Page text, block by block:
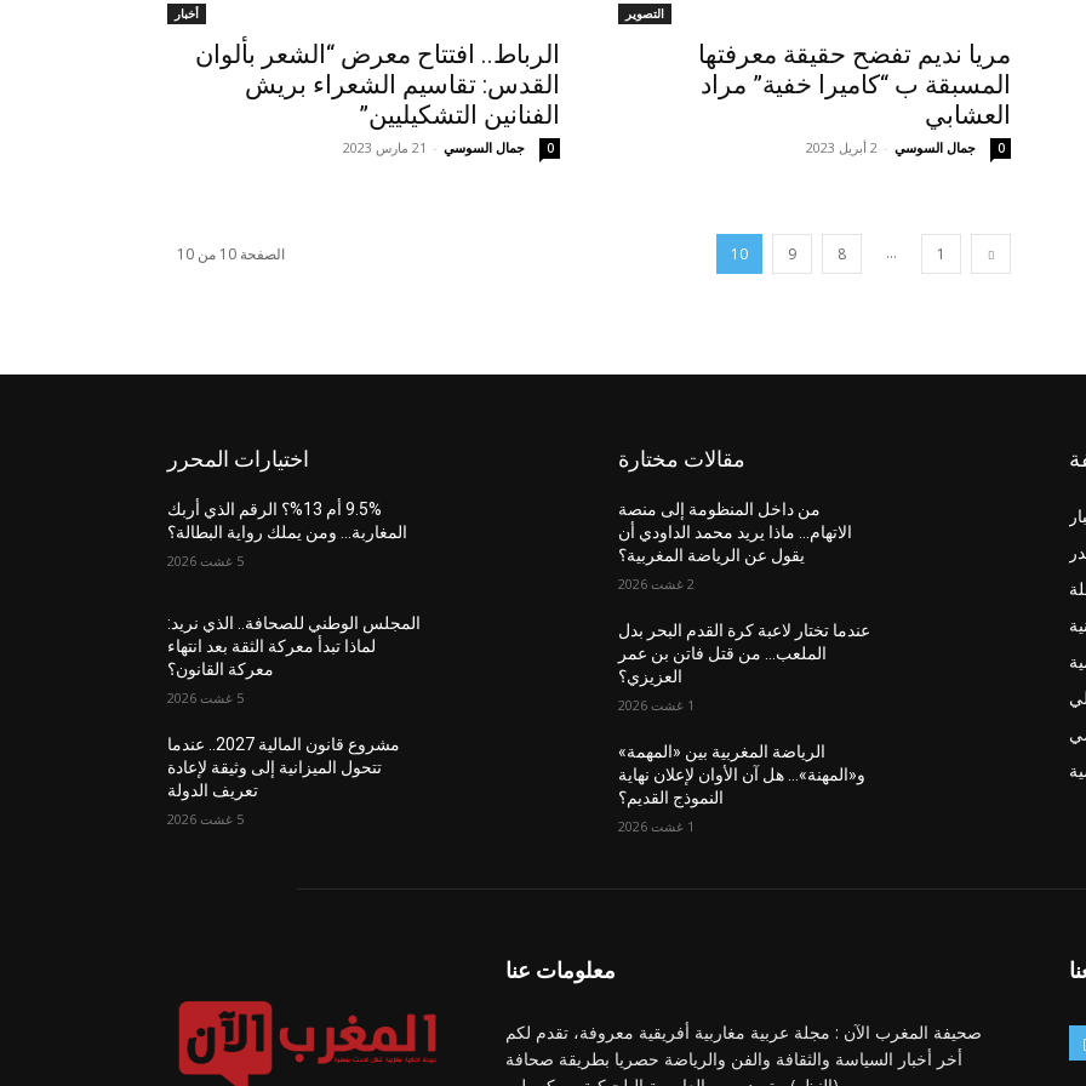
التصوير
مريا نديم تفضح حقيقة معرفتها
المسبقة ب “كاميرا خفية” مراد
العشابي
جمال السوسي - 2 أبريل 2023 0
أخبار
الرباط.. افتتاح معرض “الشعر بألوان
القدس: تقاسيم الشعراء بريش
الفنانين التشكيليين”
جمال السوسي - 21 مارس 2023 0
1
...
8
9
10 الصفحة 10 من 10
اختيارات المحرر
9.5% أم 13%؟ الرقم الذي أربك
المغاربة… ومن يملك رواية البطالة؟
5 غشت 2026
المجلس الوطني للصحافة.. الذي نريد:
لماذا تبدأ معركة الثقة بعد انتهاء
معركة القانون؟
5 غشت 2026
مشروع قانون المالية 2027.. عندما
تتحول الميزانية إلى وثيقة لإعادة
تعريف الدولة
5 غشت 2026
مقالات مختارة
من داخل المنظومة إلى منصة
الاتهام… ماذا يريد محمد الداودي أن
يقول عن الرياضة المغربية؟
2 غشت 2026
عندما تختار لاعبة كرة القدم البحر بدل
الملعب… من قتل فاتن بن عمر
العزيزي؟
1 غشت 2026
الرياضة المغربية بين «المهمة»
و«المهنة»… هل آن الأوان لإعلان نهاية
النموذج القديم؟
1 غشت 2026
معلومات عنا
صحيفة المغرب الآن : مجلة عربية مغاربية أفريقية معروفة، تقدم لكم
أخر أخبار السياسة والثقافة والفن والرياضة حصريا بطريقة صحافة